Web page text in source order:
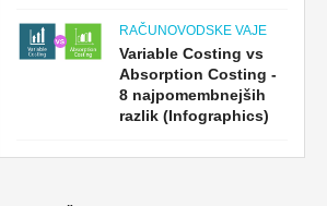
RAČUNOVODSKE VAJE
Variable Costing vs
Absorption Costing -
8 najpomembnejših
razlik (Infographics)